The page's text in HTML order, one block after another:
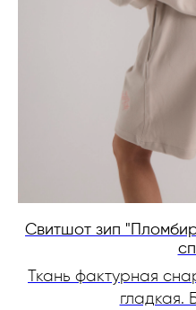
Свитшот зип
Ткань фактурная
гладкая.